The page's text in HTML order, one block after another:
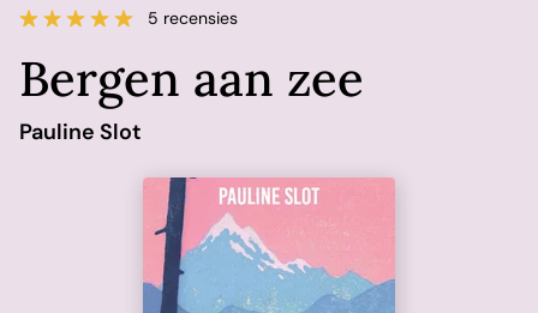
5 recensies
Bergen aan zee
Pauline Slot